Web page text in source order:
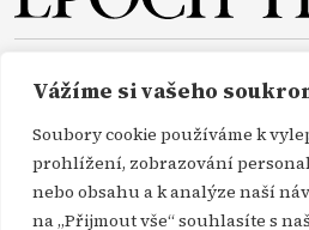
Vážíme si vašeho
Soubory cookie používáme k
prohlížení, zobrazování
nebo obsahu a k analýze naší
na „Přijmout vše“ souhlasíte s
OBCHODNÍ PODMÍNKY